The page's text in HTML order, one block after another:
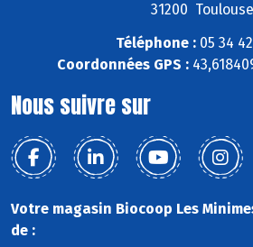
31200 Toulouse
Téléphone :05 34
Coordonnées GPS :
Nous suivre sur
Votre magasin Biocoop Les
de :